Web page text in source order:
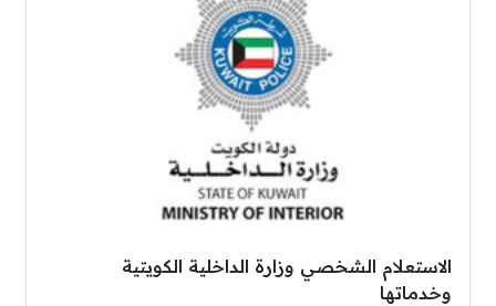
الاستعلام الشخصي وزارة الداخلية الكويتية
وخدماتها